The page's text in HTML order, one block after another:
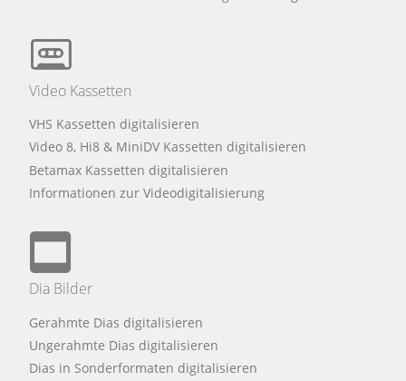
Video Kassetten
VHS Kassetten digitalisieren
Video 8, Hi8 & MiniDV Kassetten digitalisieren
Betamax Kassetten digitalisieren
Informationen zur Videodigitalisierung
Dia Bilder
Gerahmte Dias digitalisieren
Ungerahmte Dias digitalisieren
Dias in Sonderformaten digitalisieren